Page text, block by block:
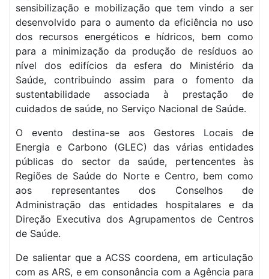
sensibilização e mobilização que tem vindo a ser
desenvolvido para o aumento da eficiência no uso
dos recursos energéticos e hídricos, bem como
para a minimização da produção de resíduos ao
nível dos edifícios da esfera do Ministério da
Saúde, contribuindo assim para o fomento da
sustentabilidade associada à prestação de
cuidados de saúde, no Serviço Nacional de Saúde.
O evento destina-se aos Gestores Locais de
Energia e Carbono (GLEC) das várias entidades
públicas do sector da saúde, pertencentes às
Regiões de Saúde do Norte e Centro, bem como
aos representantes dos Conselhos de
Administração das entidades hospitalares e da
Direção Executiva dos Agrupamentos de Centros
de Saúde.
De salientar que a ACSS coordena, em articulação
com as ARS, e em consonância com a Agência para